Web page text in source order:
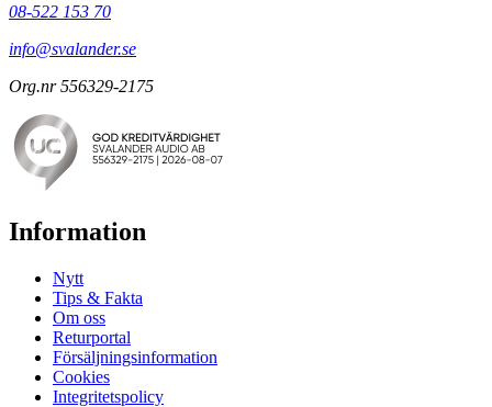
08-522 153 70
info@svalander.se
Org.nr 556329-2175
Information
Nytt
Tips & Fakta
Om oss
Returportal
Försäljningsinformation
Cookies
Integritetspolicy